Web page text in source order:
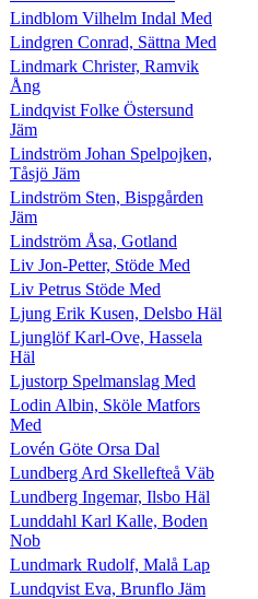
Lindblom Vilhelm Indal Med
Lindgren Conrad, Sättna Med
Lindmark Christer, Ramvik
Ång
Lindqvist Folke Östersund
Jäm
Lindström Johan Spelpojken,
Tåsjö Jäm
Lindström Sten, Bispgården
Jäm
Lindström Åsa, Gotland
Liv Jon-Petter, Stöde Med
Liv Petrus Stöde Med
Ljung Erik Kusen, Delsbo Häl
Ljunglöf Karl-Ove, Hassela
Häl
Ljustorp Spelmanslag Med
Lodin Albin, Sköle Matfors
Med
Lovén Göte Orsa Dal
Lundberg Ard Skellefteå Väb
Lundberg Ingemar, Ilsbo Häl
Lunddahl Karl Kalle, Boden
Nob
Lundmark Rudolf, Malå Lap
Lundqvist Eva, Brunflo Jäm